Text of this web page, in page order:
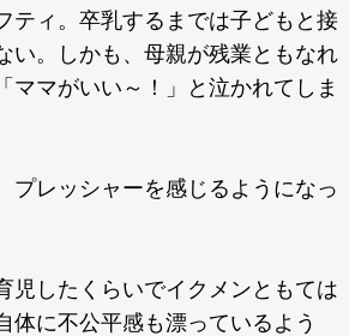
ィ。卒乳するまでは子どもと接
い。しかも、母親が残業ともなれ
ママがいい～！」と泣かれてしま
レッシャーを感じるようになっ
したくらいでイクメンともては
体に不公平感も漂っているよう